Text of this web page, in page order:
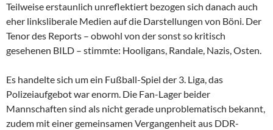
Teilweise erstaunlich unreflektiert bezogen sich danach auch
eher linksliberale Medien auf die Darstellungen von Böni. Der
Tenor des Reports – obwohl von der sonst so kritisch
gesehenen BILD – stimmte: Hooligans, Randale, Nazis, Osten.
Es handelte sich um ein Fußball-Spiel der 3. Liga, das
Polizeiaufgebot war enorm. Die Fan-Lager beider
Mannschaften sind als nicht gerade unproblematisch bekannt,
zudem mit einer gemeinsamen Vergangenheit aus DDR-